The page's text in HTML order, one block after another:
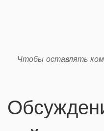
Чтобы оставлять